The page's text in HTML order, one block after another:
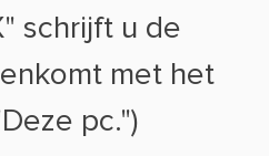
schrijft u de
met het
pc.")